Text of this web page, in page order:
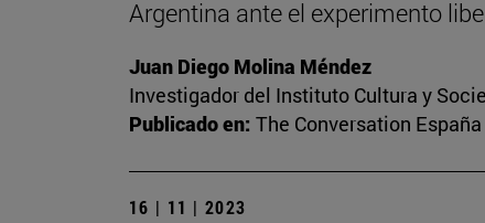
Argentina ante el experimento
Juan Diego Molina Méndez
Investigador del Instituto Cultura y
Publicado en: The Conversation España
16 | 11 | 2023